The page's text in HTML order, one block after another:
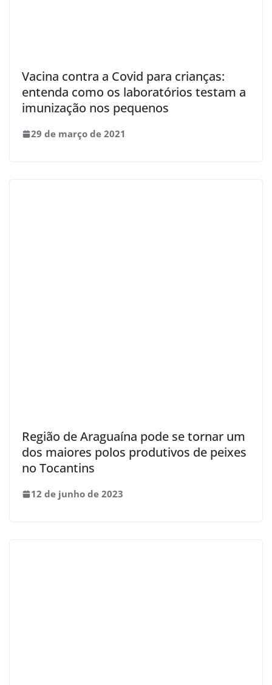
Vacina contra a Covid para crianças:
entenda como os laboratórios testam a
imunização nos pequenos
29 de março de 2021
Região de Araguaína pode se tornar um
dos maiores polos produtivos de peixes
no Tocantins
12 de junho de 2023